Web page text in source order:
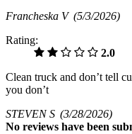
Francheska V (5/3/2026)
Rating:
2.0
Clean truck and don’t tell
you don’t
STEVEN S (3/28/2026)
No reviews have been